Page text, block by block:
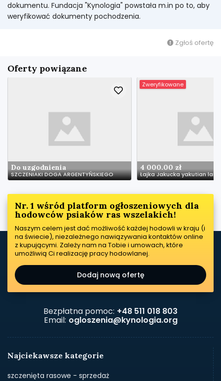
dokumentu. Fundacja "Kynologia" powstała m.in po to, aby
weryfikować dokumenty pochodzenia.
Zgłoś ofertę
Oferty powiązane
Do uzgodnienia
SZCZENIAKI DOGA ARGENTYŃSKIEGO
Zweryfikowane
4 000.00 zł
Nr. 1 wśród platform ogłoszeniowych dla
hodowców psiaków ras wszelakich!
Naszym celem jest dać możliwość każdej hodowli w kraju (i
na świecie), niezależnego nawiązywania kontaktów online
z kupującymi. Zależy nam na Tobie i umowach, które
umożliwią Ci realizację pracy hodowlanej.
Dodaj nową ofertę
Bezpłatna pomoc: +48 511 018 803
Email: ogloszenia@kynologia.org
Najciekawsze kategorie
szczenięta rasowe - sprzedaż